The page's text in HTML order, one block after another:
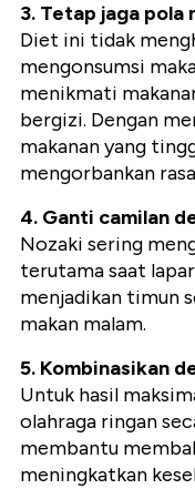
3. Tetap jaga pola
Diet ini tidak
mengonsumsi
menikmati
bergizi. Dengan
makanan yang
mengorbankan
4. Ganti camilan
Nozaki sering
terutama saat
menjadikan timun
makan malam.
5. Kombinasikan
Untuk hasil
olahraga ringan
membantu
meningkatkan